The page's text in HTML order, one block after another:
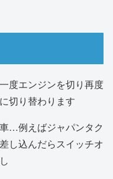
度エンジンを切り再度
切り替わります
…例えばジャパンタク
し込んだらスイッチオ